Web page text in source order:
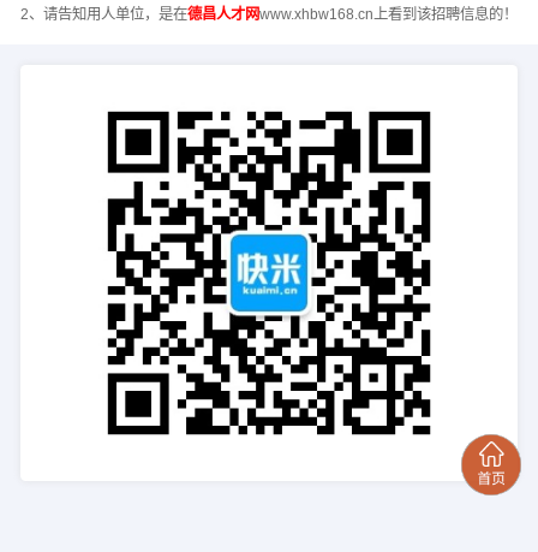
2、请告知用人单位，是在德昌人才网www.xhbw168.cn上看到该招聘信息的！